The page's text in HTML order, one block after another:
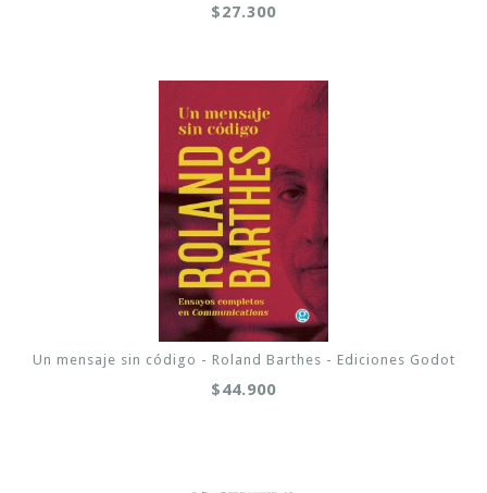
$27.300
Un mensaje sin código - Roland Barthes - Ediciones Godot
$44.900